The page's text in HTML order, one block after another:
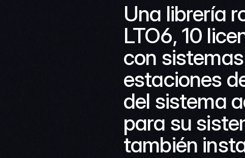
Una librería
LTO6, 10
con
estaciones
del sistema
para su
también